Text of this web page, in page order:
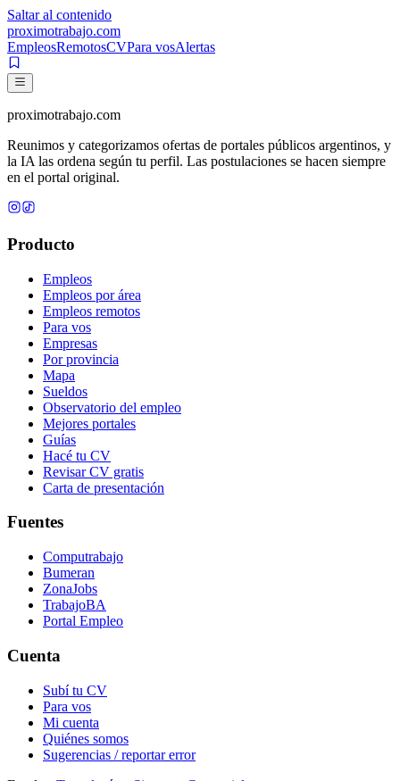
Saltar al contenido
proximotrabajo.com
EmpleosRemotosCVPara vosAlertas
proximotrabajo.com
Reunimos y categorizamos ofertas de portales públicos argentinos, y
la IA las ordena según tu perfil. Las postulaciones se hacen siempre
en el portal original.
Producto
Empleos
Empleos por área
Empleos remotos
Para vos
Empresas
Por provincia
Mapa
Sueldos
Observatorio del empleo
Mejores portales
Guías
Hacé tu CV
Revisar CV gratis
Carta de presentación
Fuentes
Computrabajo
Bumeran
ZonaJobs
TrabajoBA
Portal Empleo
Cuenta
Subí tu CV
Para vos
Mi cuenta
Quiénes somos
Sugerencias / reportar error